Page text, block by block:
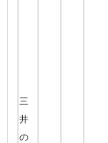
三
井
の